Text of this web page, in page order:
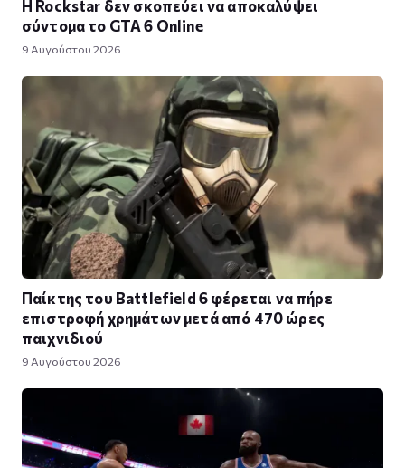
Η Rockstar δεν σκοπεύει να αποκαλύψει
σύντομα το GTA 6 Online
9 Αυγούστου 2026
Παίκτης του Battlefield 6 φέρεται να πήρε
επιστροφή χρημάτων μετά από 470 ώρες
παιχνιδιού
9 Αυγούστου 2026